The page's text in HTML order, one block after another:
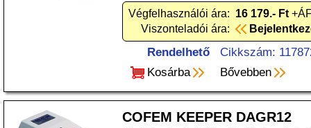
Végfelhasználói ára: 16 179.- Ft
Viszonteladói ára:
Rendelhető
Cikkszám:
Kosárba
Bővebben
COFEM KEEPER DAGR12